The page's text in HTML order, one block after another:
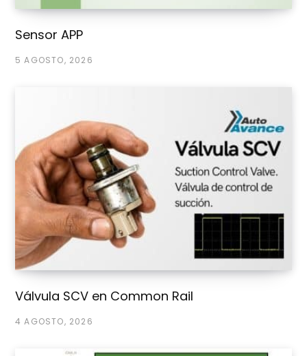
Sensor APP
5 AGOSTO, 2026
Válvula SCV en Common Rail
4 AGOSTO, 2026